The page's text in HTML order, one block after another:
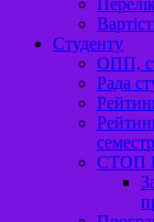
Студенту
ОПП,
Рада
СТОП